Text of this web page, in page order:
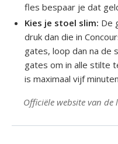
fles bespaar je dat
Kies je stoel slim: De
druk dan die in
gates, loop dan na de
gates om in alle stilte
is maximaal vijf
Officiële website van